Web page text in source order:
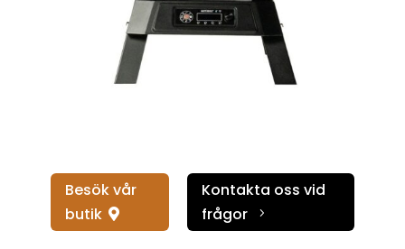
Besök vår
butik 
Kontakta oss vid
frågor
5